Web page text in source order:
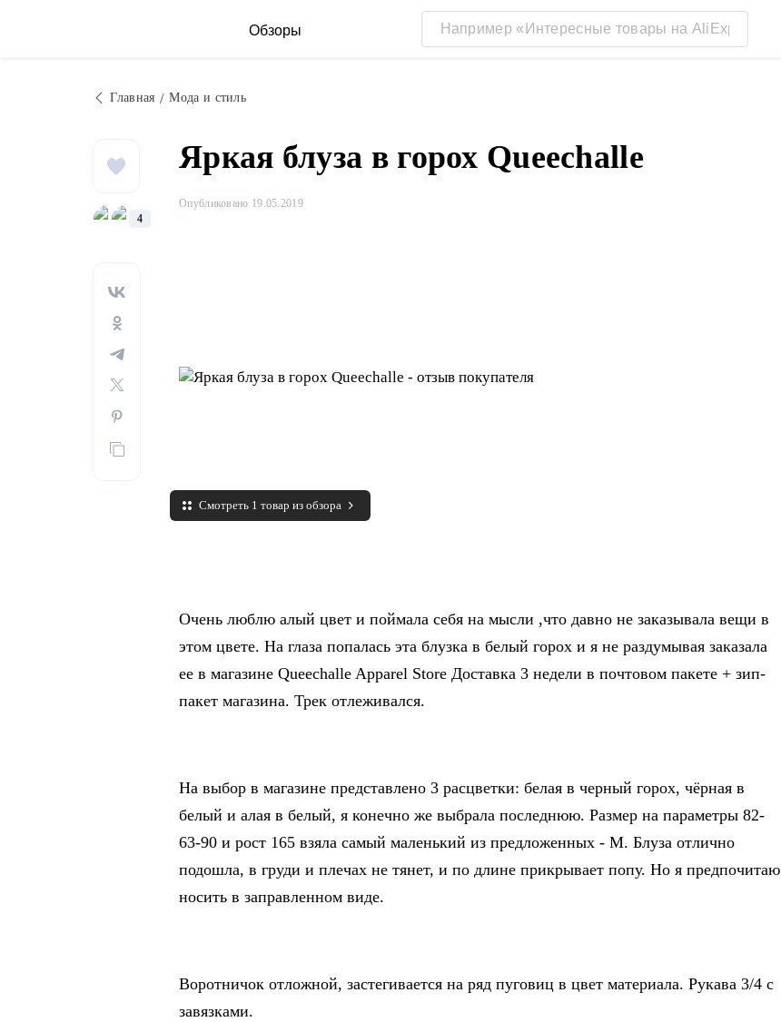
Обзоры
Главная Мода и стиль
4
Яркая блуза в горох Queechalle
Опубликовано 19.05.2019
Смотреть 1 товар из обзора
Очень люблю алый цвет и поймала себя на мысли ,что давно не заказывала вещи в
этом цвете. На глаза попалась эта блузка в белый горох и я не раздумывая заказала
ее в магазине Queechalle Apparel Store Доставка 3 недели в почтовом пакете + зип-
пакет магазина. Трек отлеживался.
На выбор в магазине представлено 3 расцветки: белая в черный горох, чёрная в
белый и алая в белый, я конечно же выбрала последнюю. Размер на параметры 82-
63-90 и рост 165 взяла самый маленький из предложенных - М. Блуза отлично
подошла, в груди и плечах не тянет, и по длине прикрывает попу. Но я предпочитаю
носить в заправленном виде.
Воротничок отложной, застегивается на ряд пуговиц в цвет материала. Рукава 3/4 с
завязками.